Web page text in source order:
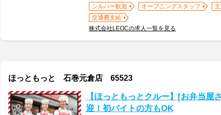
シルバー歓迎 オープニングスタッフ
交通費支給
株式会社LEOCの求人一覧を見る
ほっともっと 石巻元倉店 65523
【ほっともっとクルー】[お弁当屋
迎！初バイトの方もOK